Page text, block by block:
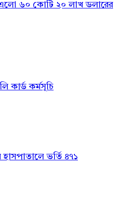
৬০ কোটি ২০ লাখ ডলারের
কার্ড কর্মসূচি
ভর্তি ৪৭১